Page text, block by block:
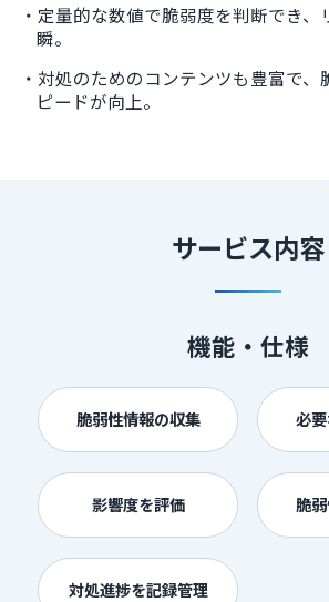
定量的な数値で脆弱度を判断でき、
瞬。
対処のためのコンテンツも豊富で、
ピードが向上。
サービス内容
機能・仕様
脆弱性情報の収集 必
影響度を評価 脆
対処進捗を記録管理